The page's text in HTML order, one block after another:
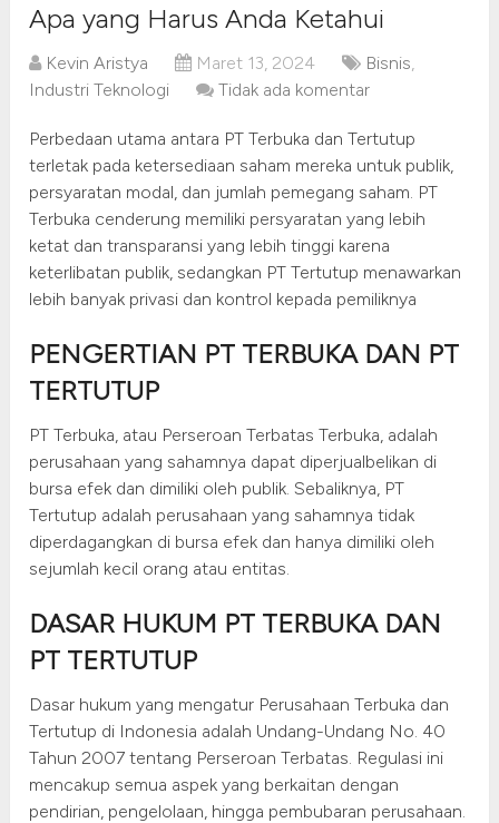
Apa yang Harus Anda Ketahui
Kevin Aristya Maret 13, 2024 Bisnis,
Industri Teknologi
Tidak ada komentar
Perbedaan utama antara PT Terbuka dan Tertutup
terletak pada ketersediaan saham mereka untuk publik,
persyaratan modal, dan jumlah pemegang saham. PT
Terbuka cenderung memiliki persyaratan yang lebih
ketat dan transparansi yang lebih tinggi karena
keterlibatan publik, sedangkan PT Tertutup menawarkan
lebih banyak privasi dan kontrol kepada pemiliknya
PENGERTIAN PT TERBUKA DAN PT
TERTUTUP
PT Terbuka, atau Perseroan Terbatas Terbuka, adalah
perusahaan yang sahamnya dapat diperjualbelikan di
bursa efek dan dimiliki oleh publik. Sebaliknya, PT
Tertutup adalah perusahaan yang sahamnya tidak
diperdagangkan di bursa efek dan hanya dimiliki oleh
sejumlah kecil orang atau entitas.
DASAR HUKUM PT TERBUKA DAN
PT TERTUTUP
Dasar hukum yang mengatur Perusahaan Terbuka dan
Tertutup di Indonesia adalah Undang-Undang No. 40
Tahun 2007 tentang Perseroan Terbatas. Regulasi ini
mencakup semua aspek yang berkaitan dengan
pendirian, pengelolaan, hingga pembubaran perusahaan.